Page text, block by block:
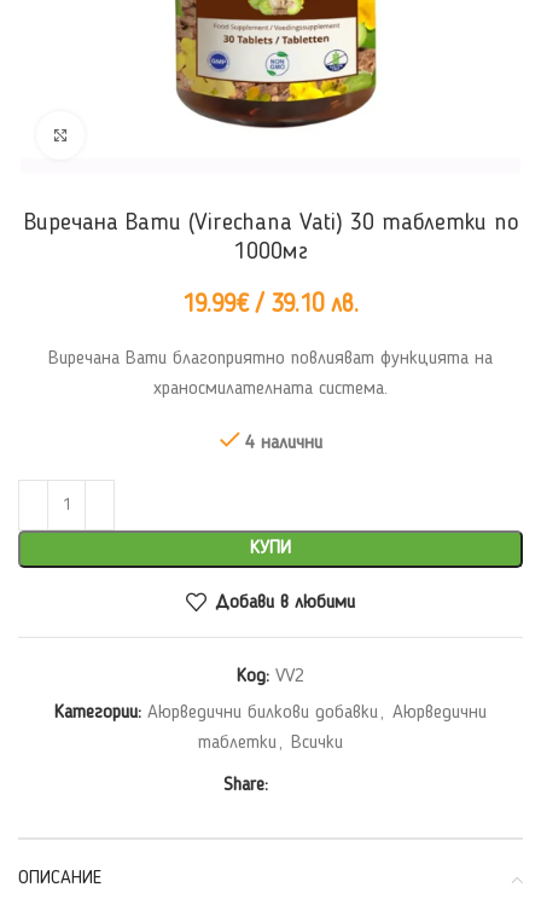
Виречана Вати (Virechana Vati) 30 таблетки по
1000мг
19.99€/ 39.10 лв.
Виречана Вати благоприятно повлияват функцията на
храносмилателната система.
4 налични
КУПИ
Добави в любими
Код: VV2
Категории: Аюрведични билкови добавки, Аюрведични
таблетки, Всички
Share:
ОПИСАНИЕ